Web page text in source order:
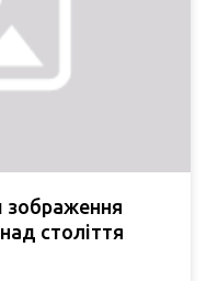
зображення
століття